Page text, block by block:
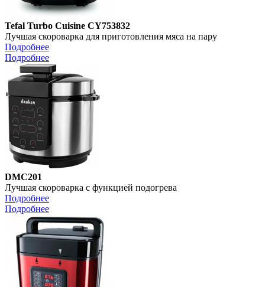
Tefal Turbo Cuisine CY753832
Лучшая скороварка для приготовления мяса на пару
Подробнее
Подробнее
DMC201
Лучшая скороварка с функцией подогрева
Подробнее
Подробнее